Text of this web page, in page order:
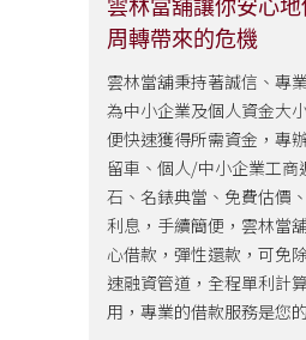
雲林當舖讓你安心
周轉帶來的危機
雲林當舖秉持著誠信、專
為中小企業及個人資金大
便快速獲得所需資金，專
留車、個人/中小企業工商
石、名錶典當、免費估價
利息，手續簡便，雲林當
心借款，彈性還款，可免
速融資管道，全程單利計
用，專業的借款服務是您